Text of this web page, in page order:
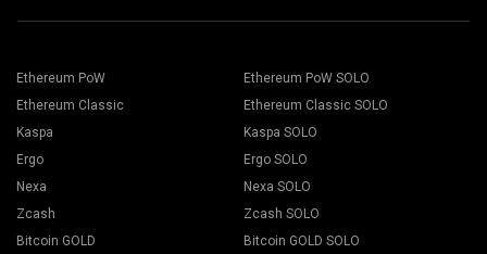
Ethereum PoW
Ethereum Classic
Kaspa
Ergo
Nexa
Zcash
Bitcoin GOLD
Ethereum PoW SOLO
Ethereum Classic SOLO
Kaspa SOLO
Ergo SOLO
Nexa SOLO
Zcash SOLO
Bitcoin GOLD SOLO